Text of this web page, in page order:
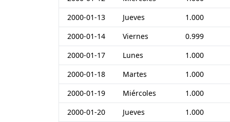
2000-01-13
Jueves
1.000
2000-01-14
Viernes
0.999
2000-01-17
Lunes
1.000
2000-01-18
Martes
1.000
2000-01-19
Miércoles
1.000
2000-01-20
Jueves
1.000